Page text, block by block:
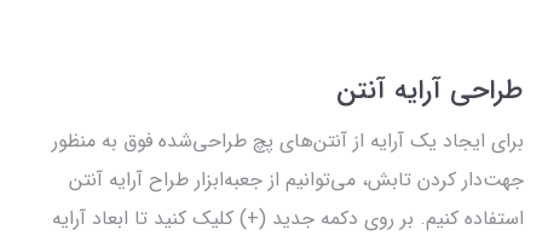
طراحی آرایه آنتن
برای ایجاد یک آرایه از آنتن‌های پچ طراحی‌شده فوق به منظور
جهت‌دار کردن تابش، می‌توانیم از جعبه‌ابزار طراح آرایه آنتن
استفاده کنیم. بر روی دکمه جدید (+) کلیک کنید تا ابعاد آرایه